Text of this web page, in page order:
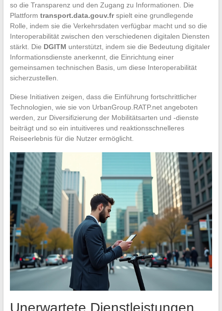
so die Transparenz und den Zugang zu Informationen. Die
Plattform transport.data.gouv.frspielt eine grundlegende
Rolle, indem sie die Verkehrsdaten verfügbar macht und so die
Interoperabilität zwischen den verschiedenen digitalen Diensten
stärkt. Die DGITM unterstützt, indem sie die Bedeutung digitaler
Informationsdienste anerkennt, die Einrichtung einer
gemeinsamen technischen Basis, um diese Interoperabilität
sicherzustellen.
Diese Initiativen zeigen, dass die Einführung fortschrittlicher
Technologien, wie sie von UrbanGroup.RATP.net angeboten
werden, zur Diversifizierung der Mobilitätsarten und -dienste
beiträgt und so ein intuitiveres und reaktionsschnelleres
Reiseerlebnis für die Nutzer ermöglicht.